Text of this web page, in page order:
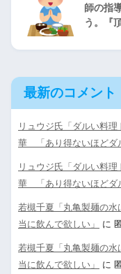
師の指
う。『
最新のコメント
リュウジ氏「ダルい料
華 「あり得ないほどダ
リュウジ氏「ダルい料
華 「あり得ないほどダ
若槻千夏「丸亀製麺の
当に飲んで欲しい」
に
若槻千夏「丸亀製麺の
当に飲んで欲しい」
に